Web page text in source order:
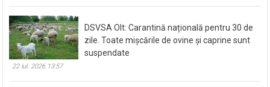
DSVSA Olt: Carantină națională pentru 30 de
zile. Toate mișcările de ovine și caprine sunt
suspendate
22 iul. 2026 13:57